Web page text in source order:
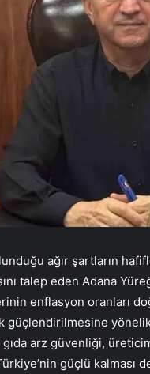
ağır şartların
talep eden Adana
enflasyon oranları
güçlendirilmesine
arz güvenliği,
güçlü kalması